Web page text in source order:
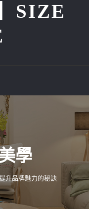
SIZE
學
升品牌魅力的秘訣